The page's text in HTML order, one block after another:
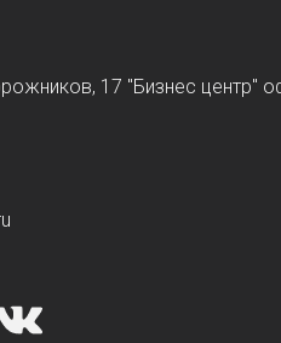
17 "Бизнес центр"